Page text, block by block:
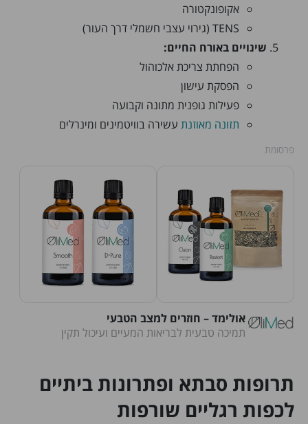
אקופונקטורה
TENS (גירוי עצבי חשמלי דרך העור)
שינויים באורח החיים:
הפחתת צריכת אלכוהול
הפסקת עישון
פעילות גופנית מתונה וקבועה
תזונה מאוזנת עשירה בוויטמינים ומינרלים
פרסומת
אולימד – חוזרים למצב הטבעי
תמיכה טבעית לבריאות המעיים ועיכול תקין
תרופות סבתא ופתרונות ביתיים
לכפות רגליים שורפות